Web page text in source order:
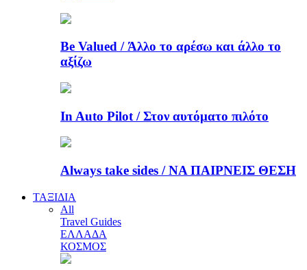
Be Valued / Άλλο το αρέσω και άλλο το
αξίζω
In Auto Pilot / Στον αυτόματο πιλότο
Always take sides / ΝΑ ΠΑΙΡΝΕΙΣ ΘΕΣΗ
ΤΑΞΙΔΙΑ
All
Travel Guides
ΕΛΛΑΔΑ
ΚΟΣΜΟΣ